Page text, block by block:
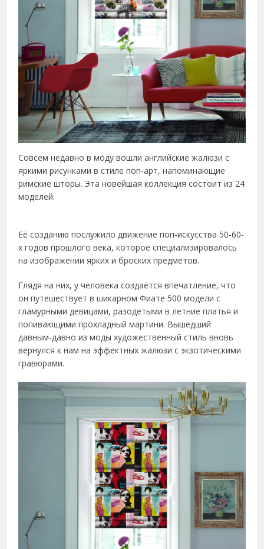
Совсем недавно в моду вошли английские жалюзи с
яркими рисунками в стиле поп-арт, напоминающие
римские шторы. Эта новейшая коллекция состоит из 24
моделей.
Её созданию послужило движение поп-искусства 50-60-
х годов прошлого века, которое специализировалось
на изображении ярких и броских предметов.
Глядя на них, у человека создаётся впечатление, что
он путешествует в шикарном Фиате 500 модели с
гламурными девицами, разодетыми в летние платья и
попивающими прохладный мартини. Вышедший
давным-давно из моды художественный стиль вновь
вернулся к нам на эффектных жалюзи с экзотическими
гравюрами.